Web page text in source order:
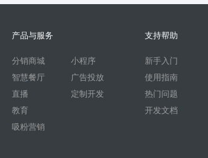
产品与服务
分销商城
智慧餐厅
直播
教育
吸粉营销
小程序
广告投放
定制开发
支持帮助
新手入门
使用指南
热门问题
开发文档